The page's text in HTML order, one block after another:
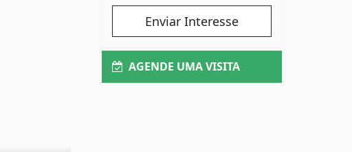
Enviar Interesse
AGENDE UMA VISITA